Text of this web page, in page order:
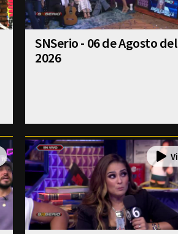
SNSerio - 06 de Agosto del
2026